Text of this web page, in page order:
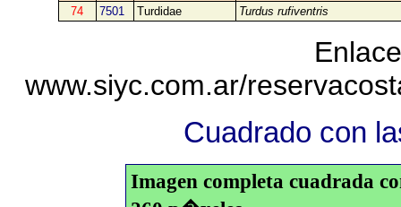
74
7501 Turdidae Turdus rufiventris
www.siyc.com.ar/
Cuadrado con
Imagen completa cuadrada